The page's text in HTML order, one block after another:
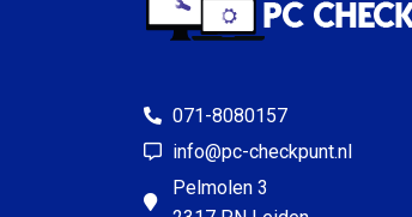
071-8080157
info@pc-checkpunt.nl
Pelmolen 3